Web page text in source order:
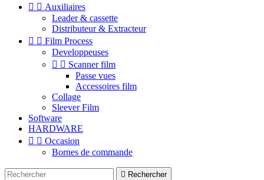
  Auxiliaires
Leader & cassette
Distributeur & Extracteur
  Film Process
Developpeuses
  Scanner film
Passe vues
Accessoires film
Collage
Sleever Film
Software
HARDWARE
  Occasion
Bornes de commande
 Rechercher